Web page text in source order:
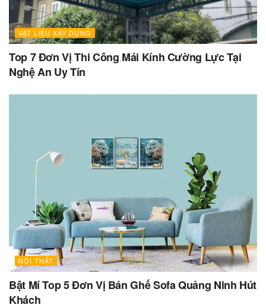
VẬT LIỆU XÂY DỰNG
Top 7 Đơn Vị Thi Công Mái Kính Cường Lực Tại
Nghệ An Uy Tín
NỘI THẤT
Bật Mí Top 5 Đơn Vị Bán Ghế Sofa Quảng Ninh Hút
Khách